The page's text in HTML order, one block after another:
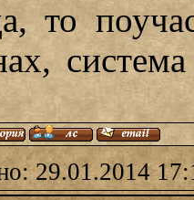
то
29.01.2014